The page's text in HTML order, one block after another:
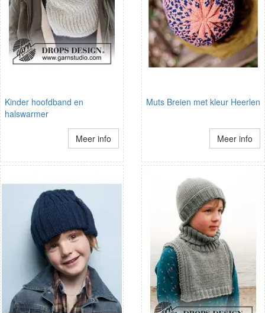
Kinder hoofdband en
halswarmer
Meer info
Muts Breien met kleur Heerlen
Meer info